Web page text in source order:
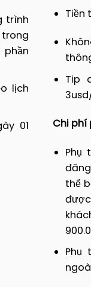
trình
lịch
01
Tiền
Tip
Chi phí
Phụ
thể
Phụ